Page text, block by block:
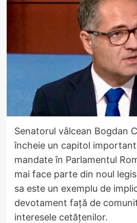
Senatorul vâlcean Bogdan
încheie un capitol
mandate în Parlamentul
mai face parte din noul
sa este un exemplu de
devotament față de
interesele cetățenilor.